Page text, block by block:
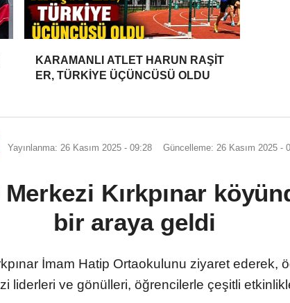
KARAMANLI ATLET HARUN RAŞİT
ER, TÜRKİYE ÜÇÜNCÜSÜ OLDU
Yayınlanma: 26 Kasım 2025 - 09:28 Güncelleme: 26 Kasım 2025 -
Kırkpınar
bir araya geldi
İmam Hatip Ortaokulunu ziyaret ederek,
liderleri ve gönülleri, öğrencilerle çeşitli